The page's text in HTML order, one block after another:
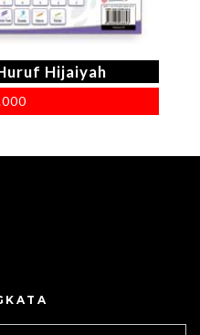
Hijaiyah